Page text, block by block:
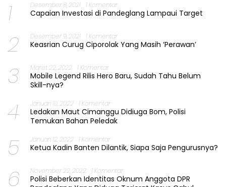
1 Desember 8, 2021 1 Komentar
Capaian Investasi di Pandeglang Lampaui Target
2 Desember 9, 2021 1 Komentar
Keasrian Curug Ciporolak Yang Masih ‘Perawan’
3 Maret 22, 2022 1 Komentar
Mobile Legend Rilis Hero Baru, Sudah Tahu Belum
Skill-nya?
4 Januari 10, 2022 1 Komentar
Ledakan Maut Cimanggu Didiuga Bom, Polisi
Temukan Bahan Peledak
5 Januari 12, 2022 1 Komentar
Ketua Kadin Banten Dilantik, Siapa Saja Pengurusnya?
6 November 22, 2022 1 Komentar
Polisi Beberkan Identitas Oknum Anggota DPR